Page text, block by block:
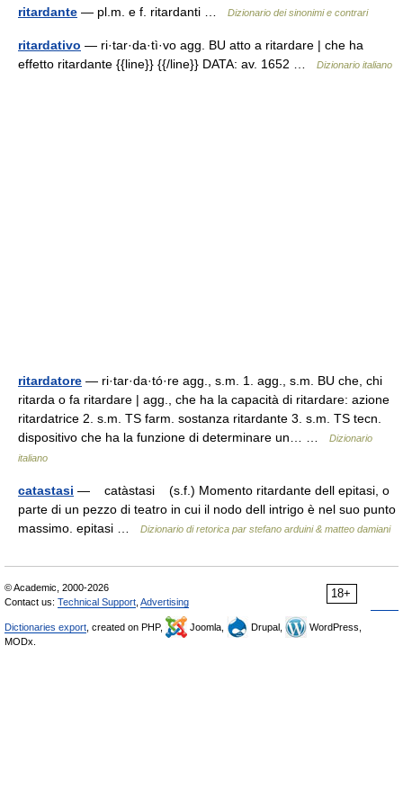
ritardante — pl.m. e f. ritardanti … Dizionario dei sinonimi e contrari
ritardativo — ri·tar·da·tì·vo agg. BU atto a ritardare | che ha
effetto ritardante {{line}} {{/line}} DATA: av. 1652 …
Dizionario italiano
ritardatore — ri·tar·da·tó·re agg., s.m. 1. agg., s.m. BU che, chi
ritarda o fa ritardare | agg., che ha la capacità di ritardare: azione
ritardatrice 2. s.m. TS farm. sostanza ritardante 3. s.m. TS tecn.
dispositivo che ha la funzione di determinare un… …
Dizionario
italiano
catastasi — catàstasi (s.f.) Momento ritardante dell epitasi, o
parte di un pezzo di teatro in cui il nodo dell intrigo è nel suo punto
massimo. epitasi …
Dizionario di retorica par stefano arduini & matteo damiani
18+
© Academic, 2000-2026
Contact us: Technical Support Advertising
Dictionaries export , created on PHP, Joomla, Drupal,
WordPress,
MODx.